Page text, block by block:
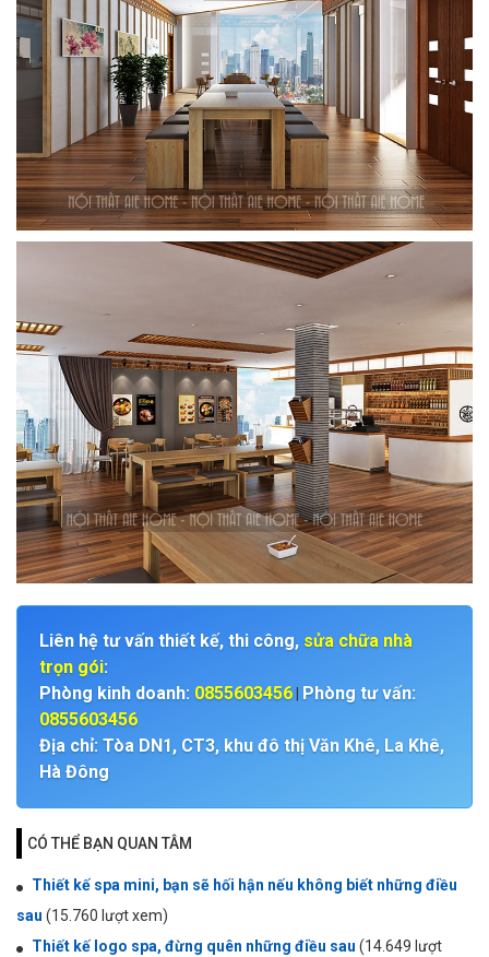
Liên hệ tư vấn thiết kế, thi công, sửa chữa nhà
trọn gói:
Phòng kinh doanh: 0855603456
Phòng tư vấn:
0855603456
Địa chỉ: Tòa DN1, CT3, khu đô thị Văn Khê, La Khê,
Hà Đông
CÓ THỂ BẠN QUAN TÂM
Thiết kế spa mini, bạn sẽ hối hận nếu không biết những điều
sau (15.760 lượt xem)
Thiết kế logo spa, đừng quên những điều sau (14.649 lượt